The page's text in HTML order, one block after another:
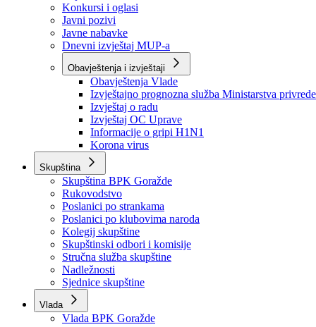
Sve vijesti
Izdvojeno
Najave
Konkursi i oglasi
Javni pozivi
Javne nabavke
Dnevni izvještaj MUP-a
Obavještenja i izvještaji
Obavještenja Vlade
Izvještajno prognozna služba Ministarstva privrede
Izvještaj o radu
Izvještaj OC Uprave
Informacije o gripi H1N1
Korona virus
Skupština
Skupština BPK Goražde
Rukovodstvo
Poslanici po strankama
Poslanici po klubovima naroda
Kolegij skupštine
Skupštinski odbori i komisije
Stručna služba skupštine
Nadležnosti
Sjednice skupštine